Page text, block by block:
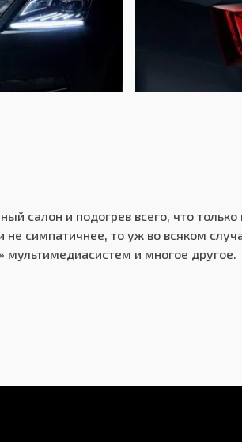
- торсионная балка
салон и подогрев всего, что
симпатичнее, то уж во всяком
и многое другое.